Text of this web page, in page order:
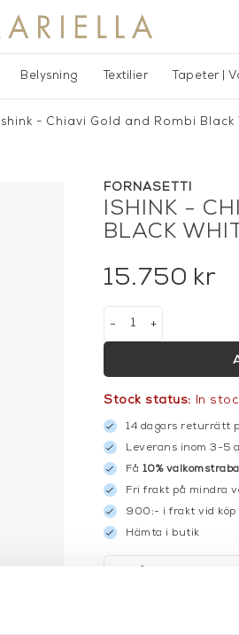
Belysning Textilier Tapeter |
Ishink - Chiavi Gold and Rombi Black
FORNASETTI
ISHINK -
BLACK
15.750 kr
+
-
Stock status: In
14 dagars returrätt
Leverans inom 3-5
Få 10%
Fri frakt på mindra
900:- i frakt vid köp
Hämta i butik